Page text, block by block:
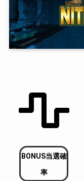
BONUS当選確
率